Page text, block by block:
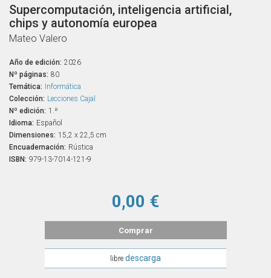
Supercomputación, inteligencia artificial,
chips y autonomía europea
Mateo Valero
Año de edición: 2026
Nº páginas: 80
Temática:
Informática
Colección: Lecciones Cajal
Nº edición: 1.ª
Idioma: Español
Dimensiones: 15,2 x 22,5 cm
Encuadernación: Rústica
ISBN: 979-13-7014-121-9
0,00 €
Comprar
libre descarga